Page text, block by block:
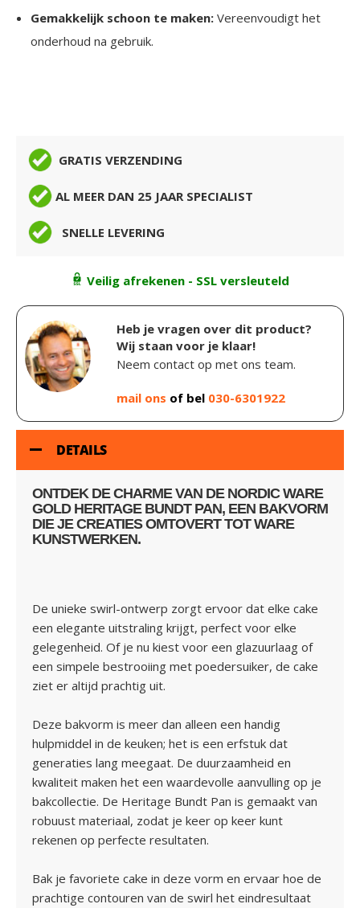
Gemakkelijk schoon te maken: Vereenvoudigt het
onderhoud na gebruik.
GRATIS VERZENDING
AL MEER DAN 25 JAAR SPECIALIST
SNELLE LEVERING
Veilig afrekenen - SSL versleuteld
Heb je vragen over dit product?
Wij staan voor je klaar!
Neem contact op met ons team.
mail ons of bel 030-6301922
DETAILS
ONTDEK DE CHARME VAN DE NORDIC WARE
GOLD HERITAGE BUNDT PAN, EEN BAKVORM
DIE JE CREATIES OMTOVERT TOT WARE
KUNSTWERKEN.
De unieke swirl-ontwerp zorgt ervoor dat elke cake
een elegante uitstraling krijgt, perfect voor elke
gelegenheid. Of je nu kiest voor een glazuurlaag of
een simpele bestrooiing met poedersuiker, de cake
ziet er altijd prachtig uit.
Deze bakvorm is meer dan alleen een handig
hulpmiddel in de keuken; het is een erfstuk dat
generaties lang meegaat. De duurzaamheid en
kwaliteit maken het een waardevolle aanvulling op je
bakcollectie. De Heritage Bundt Pan is gemaakt van
robuust materiaal, zodat je keer op keer kunt
rekenen op perfecte resultaten.
Bak je favoriete cake in deze vorm en ervaar hoe de
prachtige contouren van de swirl het eindresultaat